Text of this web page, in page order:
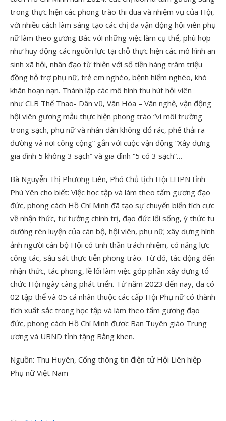
trong thực hiện các phong trào thi đua và nhiệm vụ của Hội,
với nhiều cách làm sáng tạo các chị đã vận động hội viên phụ
nữ làm theo gương Bác với những việc làm cụ thể, phù hợp
như huy động các nguồn lực tại chỗ thực hiện các mô hình an
sinh xã hội, nhân đạo từ thiện với số tiền hàng trăm triệu
đồng hỗ trợ phụ nữ, trẻ em nghèo, bệnh hiểm nghèo, khó
khăn hoạn nạn. Thành lập các mô hình thu hút hội viên
như CLB Thể Thao- Dân vũ, Văn Hóa – Văn nghệ, vận động
hội viên gương mẫu thực hiện phong trào “vì môi trường
trong sạch, phụ nữ và nhân dân không đổ rác, phế thải ra
đường và nơi công cộng” gắn với cuộc vận động “Xây dựng
gia đình 5 không 3 sạch” và gia đình “5 có 3 sạch”…
Bà Nguyễn Thị Phương Liên, Phó Chủ tịch Hội LHPN tỉnh
Phú Yên cho biết: Việc học tập và làm theo tấm gương đạo
đức, phong cách Hồ Chí Minh đã tạo sự chuyển biến tích cực
về nhận thức, tư tưởng chính trị, đạo đức lối sống, ý thức tu
dưỡng rèn luyện của cán bộ, hội viên, phụ nữ; xây dựng hình
ảnh người cán bộ Hội có tinh thần trách nhiệm, có năng lực
công tác, sâu sát thực tiễn phong trào. Từ đó, tác động đến
nhận thức, tác phong, lề lối làm việc góp phần xây dựng tổ
chức Hội ngày càng phát triển. Từ năm 2023 đến nay, đã có
02 tập thể và 05 cá nhân thuộc các cấp Hội Phụ nữ có thành
tích xuất sắc trong học tập và làm theo tấm gương đạo
đức, phong cách Hồ Chí Minh được Ban Tuyên giáo Trung
ương và UBND tỉnh tặng Bằng khen.
Nguồn: Thu Huyên, Cổng thông tin điện tử Hội Liên hiệp
Phụ nữ Việt Nam